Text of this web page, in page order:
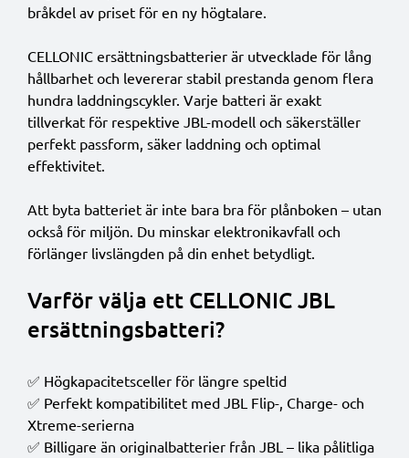
bråkdel av priset för en ny högtalare.
CELLONIC ersättningsbatterier är utvecklade för lång
hållbarhet och levererar stabil prestanda genom flera
hundra laddningscykler. Varje batteri är exakt
tillverkat för respektive JBL-modell och säkerställer
perfekt passform, säker laddning och optimal
effektivitet.
Att byta batteriet är inte bara bra för plånboken – utan
också för miljön. Du minskar elektronikavfall och
förlänger livslängden på din enhet betydligt.
Varför välja ett CELLONIC JBL
ersättningsbatteri?
✅ Högkapacitetsceller för längre speltid
✅ Perfekt kompatibilitet med JBL Flip-, Charge- och
Xtreme-serierna
✅ Billigare än originalbatterier från JBL – lika pålitliga